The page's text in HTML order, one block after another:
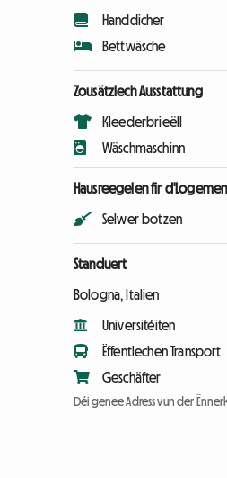
Handdicher
Bettwäsche
Zousätzlech Ausstattung
Kleederbrieëll
Wäschmaschinn
Hausreegelen fir
Selwer botzen
Standuert
Bologna, Italien
Universitéiten
Ëffentlechen Transport
Geschäfter
Déi genee Adress vun der